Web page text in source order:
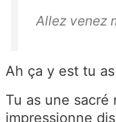
Allez venez
Ah ça y est tu
Tu as une sacré
impressionne